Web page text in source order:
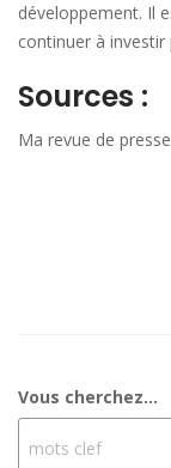
développement. Il
continuer à investir
Sources :
Ma revue de
Vous cherchez...